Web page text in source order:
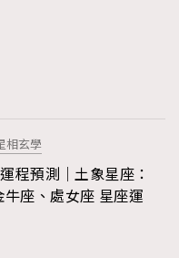
相玄學
程預測｜土象星座：
牛座、處女座 星座運